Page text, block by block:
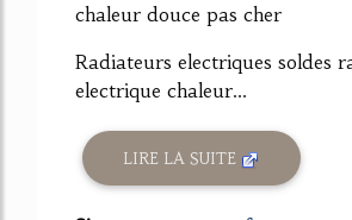
chaleur douce pas cher
Radiateurs electriques soldes
electrique chaleur...
LIRE LA SUITE